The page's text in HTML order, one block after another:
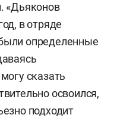
«Дьяконов
в отряде
определенные
сказать
освоился,
подходит